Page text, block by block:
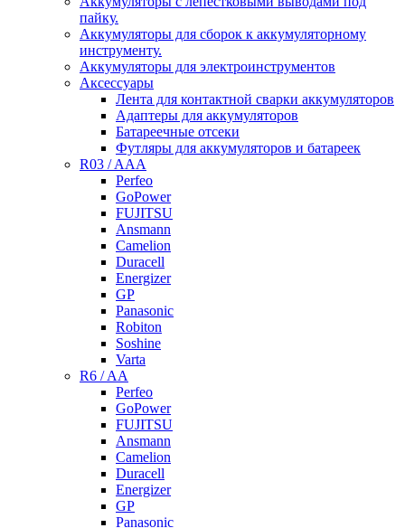
пайку.
Аккумуляторы для сборок к аккумуляторному
инструменту.
Аккумуляторы для электроинструментов
Аксессуары
Лента для контактной сварки аккумуляторов
Адаптеры для аккумуляторов
Батареечные отсеки
Футляры для аккумуляторов и батареек
R03 / AAA
Perfeo
GoPower
FUJITSU
Ansmann
Camelion
Duracell
Energizer
GP
Panasonic
Robiton
Soshine
Varta
R6 / AA
Perfeo
GoPower
FUJITSU
Ansmann
Camelion
Duracell
Energizer
GP
Panasonic